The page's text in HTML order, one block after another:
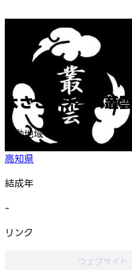
よさこいチーム叢雲
活動地域
高知県
結成年
-
リンク
ウェブサイト